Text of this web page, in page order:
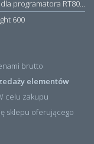
Adapter dedykowany ITE(LQFP128)-->PDIP40 dla programatora RT809H/RT809F (simple)
600
brutto
elementów
celu zakupu
sklepu oferującego